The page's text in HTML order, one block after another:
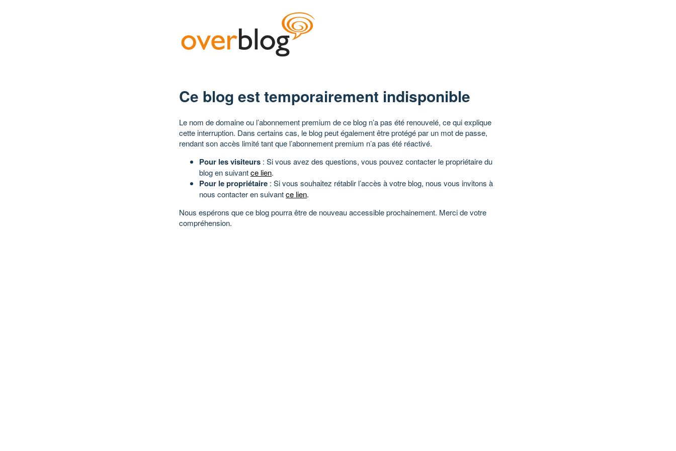
Ce blog est temporairement indisponible
Le nom de domaine ou l’abonnement premium de ce blog n’a pas été renouvelé, ce qui explique
cette interruption. Dans certains cas, le blog peut également être protégé par un mot de passe,
rendant son accès limité tant que l’abonnement premium n’a pas été réactivé.
Pour les visiteurs : Si vous avez des questions, vous pouvez contacter le propriétaire du
blog en suivantce lien.
Pour le propriétaire : Si vous souhaitez rétablir l’accès à votre blog, nous vous invitons à
nous contacter en suivantce lien.
Nous espérons que ce blog pourra être de nouveau accessible prochainement. Merci de votre
compréhension.